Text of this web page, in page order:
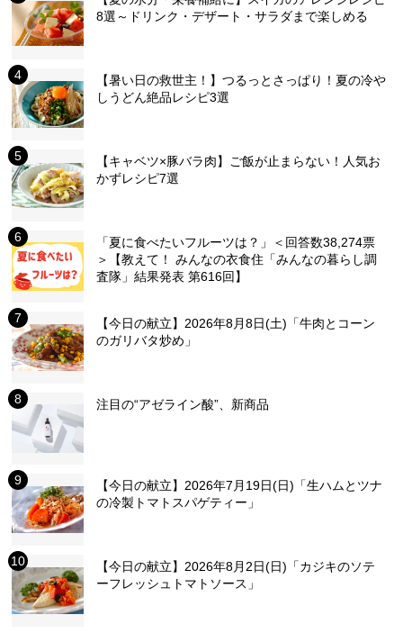
8選～ドリンク・デザート・サラダまで楽しめる
【暑い日の救世主！】つるっとさっぱり！夏の冷や
しうどん絶品レシピ3選
【キャベツ×豚バラ肉】ご飯が止まらない！人気お
かずレシピ7選
「夏に食べたいフルーツは？」＜回答数38,274票
＞【教えて！ みんなの衣食住「みんなの暮らし調
査隊」結果発表 第616回】
【今日の献立】2026年8月8日(土)「牛肉とコーン
のガリバタ炒め」
注目の“アゼライン酸”、新商品
【今日の献立】2026年7月19日(日)「生ハムとツナ
の冷製トマトスパゲティー」
【今日の献立】2026年8月2日(日)「カジキのソテ
ーフレッシュトマトソース」